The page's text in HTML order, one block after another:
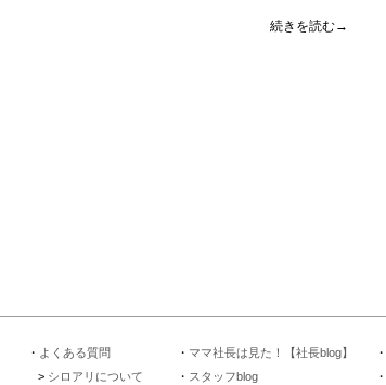
続きを読む→
よくある質問
シロアリについて
ママ社長は見た！【社長blog】
スタッフblog